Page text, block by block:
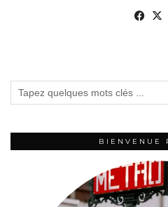
BIENVENUE